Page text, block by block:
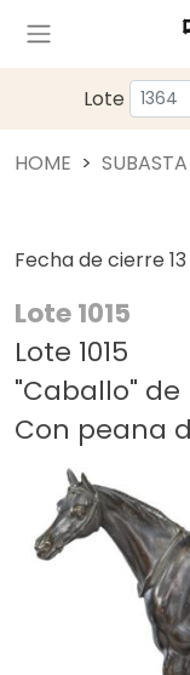
Lote
HOME
Fecha de cierre
Lote 1015
Lote 1015
"Caballo" de
Con peana